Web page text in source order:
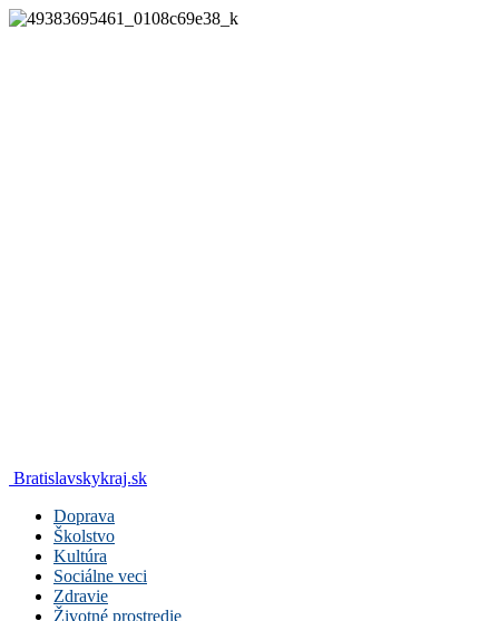
Bratislavskykraj.sk
Doprava
Školstvo
Kultúra
Sociálne veci
Zdravie
Životné prostredie